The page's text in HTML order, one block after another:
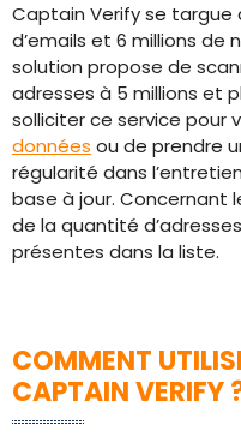
Captain Verify se targue
d’emails et 6 millions de
solution propose de
adresses à 5 millions et
solliciter ce service pour
données ou de prendre
régularité dans
base à jour. Concernant
de la quantité
présentes dans la liste.
COMMENT
CAPTAIN VERIFY